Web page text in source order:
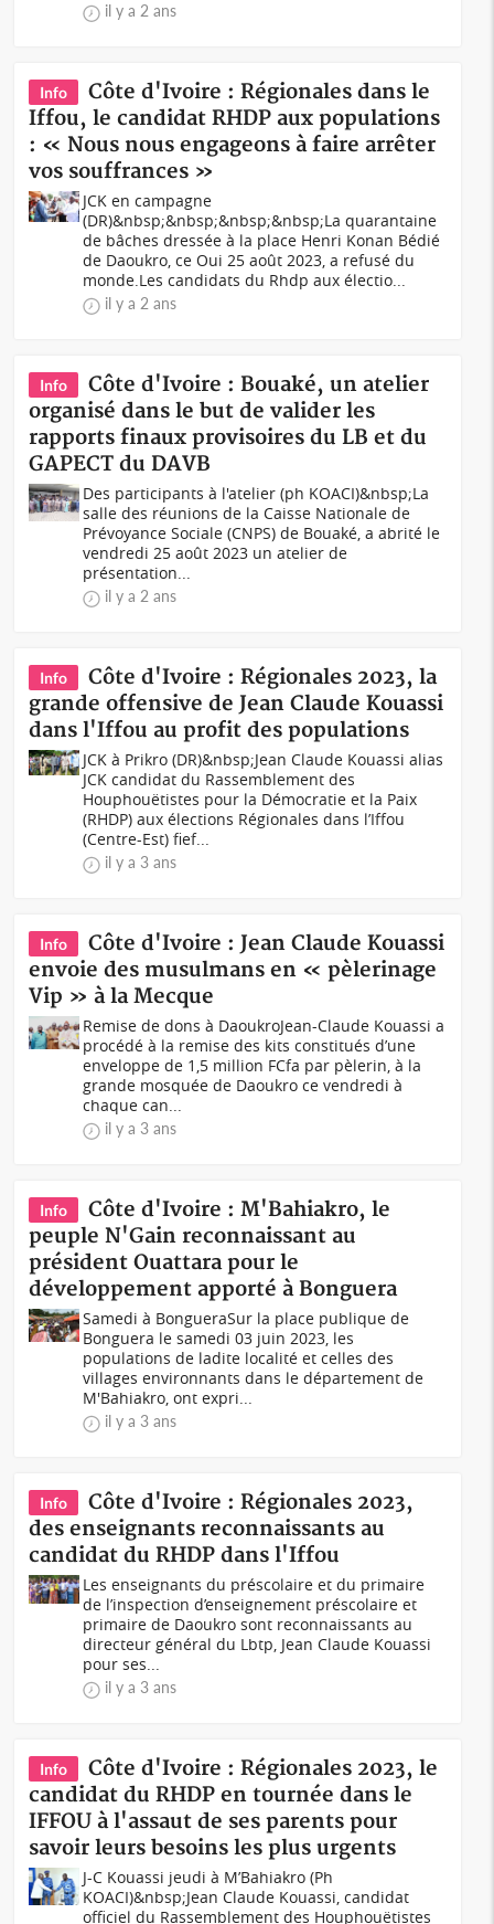
il y a 2 ans
Info
Côte d'Ivoire : Régionales dans le
Iffou, le candidat RHDP aux populations
: « Nous nous engageons à faire arrêter
vos souffrances »
JCK en campagne
(DR)&nbsp;&nbsp;&nbsp;&nbsp;La quarantaine
de bâches dressée à la place Henri Konan Bédié
de Daoukro, ce Oui 25 août 2023, a refusé du
monde.Les candidats du Rhdp aux électio...
il y a 2 ans
Info
Côte d'Ivoire : Bouaké, un atelier
organisé dans le but de valider les
rapports finaux provisoires du LB et du
GAPECT du DAVB
Des participants à l'atelier (ph KOACI)&nbsp;La
salle des réunions de la Caisse Nationale de
Prévoyance Sociale (CNPS) de Bouaké, a abrité le
vendredi 25 août 2023 un atelier de
présentation...
il y a 2 ans
Info
Côte d'Ivoire : Régionales 2023, la
grande offensive de Jean Claude Kouassi
dans l'Iffou au profit des populations
JCK à Prikro (DR)&nbsp;Jean Claude Kouassi alias
JCK candidat du Rassemblement des
Houphouëtistes pour la Démocratie et la Paix
(RHDP) aux élections Régionales dans l’Iffou
(Centre-Est) fief...
il y a 3 ans
Info
Côte d'Ivoire : Jean Claude Kouassi
envoie des musulmans en « pèlerinage
Vip » à la Mecque
Remise de dons à DaoukroJean-Claude Kouassi a
procédé à la remise des kits constitués d’une
enveloppe de 1,5 million FCfa par pèlerin, à la
grande mosquée de Daoukro ce vendredi à
chaque can...
il y a 3 ans
Info
Côte d'Ivoire : M'Bahiakro, le
peuple N'Gain reconnaissant au
président Ouattara pour le
développement apporté à Bonguera
Samedi à BongueraSur la place publique de
Bonguera le samedi 03 juin 2023, les
populations de ladite localité et celles des
villages environnants dans le département de
M'Bahiakro, ont expri...
il y a 3 ans
Info
Côte d'Ivoire : Régionales 2023,
des enseignants reconnaissants au
candidat du RHDP dans l'Iffou
Les enseignants du préscolaire et du primaire
de l’inspection d’enseignement préscolaire et
primaire de Daoukro sont reconnaissants au
directeur général du Lbtp, Jean Claude Kouassi
pour ses...
il y a 3 ans
Info
Côte d'Ivoire : Régionales 2023, le
candidat du RHDP en tournée dans le
IFFOU à l'assaut de ses parents pour
savoir leurs besoins les plus urgents
J-C Kouassi jeudi à M’Bahiakro (Ph
KOACI)&nbsp;Jean Claude Kouassi, candidat
officiel du Rassemblement des Houphouëtistes